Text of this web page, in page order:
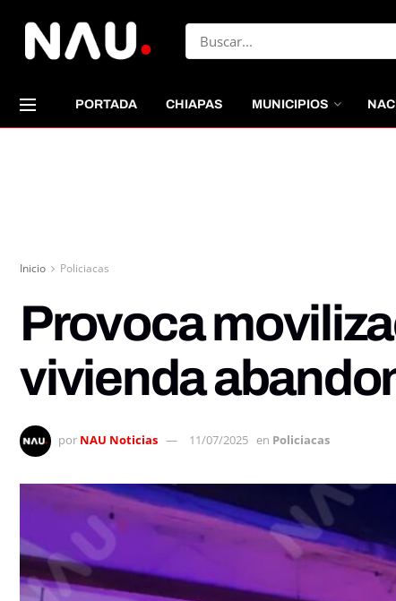
PORTADA CHIAPAS MUNICIPIOS
Inicio Policiacas
Provoca
vivienda
por NAU Noticias 11/07/2025 en Policiacas